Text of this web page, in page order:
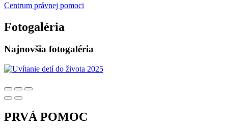
Centrum právnej pomoci
Fotogaléria
Najnovšia fotogaléria
PRVÁ POMOC